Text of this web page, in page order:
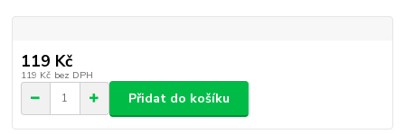
119 Kč
119 Kč bez DPH
Přidat do košíku